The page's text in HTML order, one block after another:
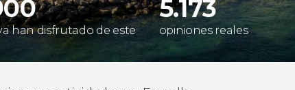
han disfrutado de este
5.173
opiniones reales